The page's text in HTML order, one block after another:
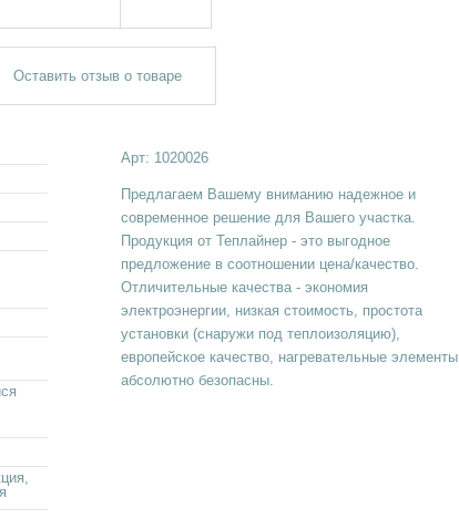
Оставить отзыв о товаре
Арт: 1020026
Предлагаем Вашему вниманию надежное и
современное решение для Вашего участка.
Продукция от Теплайнер - это выгодное
предложение в соотношении цена/качество.
Отличительные качества - экономия
электроэнергии, низкая стоимость, простота
установки (снаружи под теплоизоляцию),
европейское качество, нагревательные элементы
абсолютно безопасны.